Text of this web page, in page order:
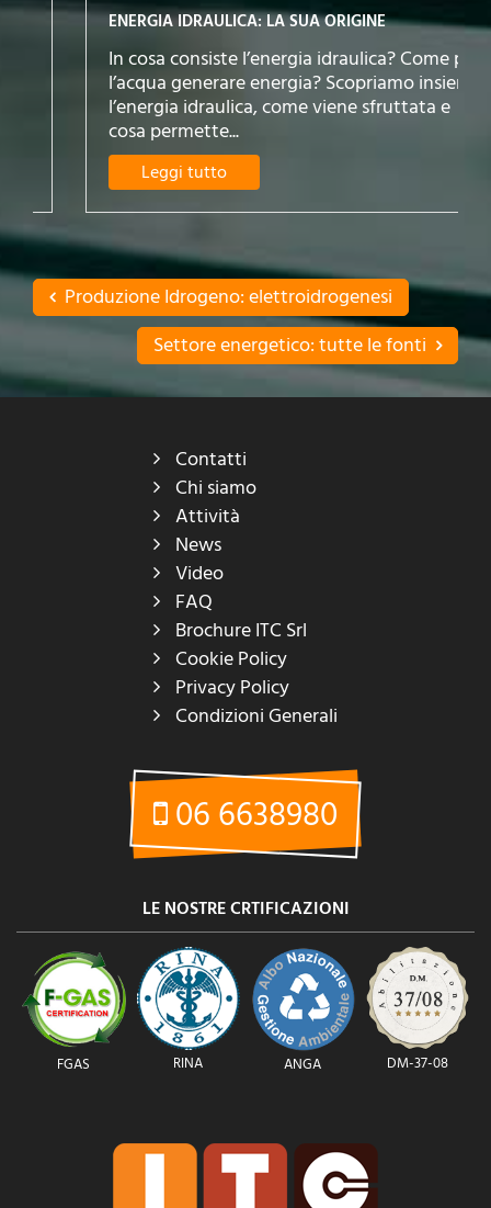
ENERGIA IDRAULICA: LA SUA ORIGINE
In cosa consiste l’energia idraulica? Come può
l’acqua generare energia? Scopriamo insieme
l’energia idraulica, come viene sfruttata e
cosa permette...
Leggi tutto
Produzione Idrogeno: elettroidrogenesi
Settore energetico: tutte le fonti
Contatti
Chi siamo
Attività
News
Video
FAQ
Brochure ITC Srl
Cookie Policy
Privacy Policy
Condizioni Generali
06 6638980
LE NOSTRE CRTIFICAZIONI
FGAS RINA ANGA DM-37-08